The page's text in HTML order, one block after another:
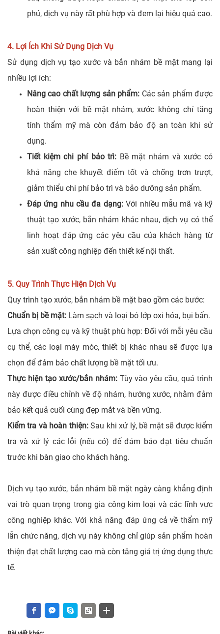
phủ, dịch vụ này rất phù hợp và đem lại hiệu quả cao.
4. Lợi Ích Khi Sử Dụng Dịch Vụ
Sử dụng dịch vụ tạo xước và bắn nhám bề mặt mang lại
nhiều lợi ích:
Nâng cao chất lượng sản phẩm: Các sản phẩm được
hoàn thiện với bề mặt nhám, xước không chỉ tăng
tính thẩm mỹ mà còn đảm bảo độ an toàn khi sử
dụng.
Tiết kiệm chi phí bảo trì: Bề mặt nhám và xước có
khả năng che khuyết điểm tốt và chống trơn trượt,
giảm thiểu chi phí bảo trì và bảo dưỡng sản phẩm.
Đáp ứng nhu cầu đa dạng:Với nhiều mẫu mã và kỹ
thuật tạo xước, bắn nhám khác nhau, dịch vụ có thể
linh hoạt đáp ứng các yêu cầu của khách hàng từ
sản xuất công nghiệp đến thiết kế nội thất.
5. Quy Trình Thực Hiện Dịch Vụ
Quy trình tạo xước, bắn nhám bề mặt bao gồm các bước:
Chuẩn bị bề mặt: Làm sạch và loại bỏ lớp oxi hóa, bụi bẩn.
Lựa chọn công cụ và kỹ thuật phù hợp: Đối với mỗi yêu cầu
cụ thể, các loại máy móc, thiết bị khác nhau sẽ được lựa
chọn để đảm bảo chất lượng bề mặt tối ưu.
Thực hiện tạo xước/bắn nhám:Tùy vào yêu cầu, quá trình
này được điều chỉnh về độ nhám, hướng xước, nhằm đảm
bảo kết quả cuối cùng đẹp mắt và bền vững.
Kiểm tra và hoàn thiện:Sau khi xử lý, bề mặt sẽ được kiểm
tra và xử lý các lỗi (nếu có) để đảm bảo đạt tiêu chuẩn
trước khi bàn giao cho khách hàng.
Dịch vụ tạo xước, bắn nhám bề mặt ngày càng khẳng định
vai trò quan trọng trong gia công kim loại và các lĩnh vực
công nghiệp khác. Với khả năng đáp ứng cả về thẩm mỹ
lẫn chức năng, dịch vụ này không chỉ giúp sản phẩm hoàn
thiện đạt chất lượng cao mà còn tăng giá trị ứng dụng thực
tế.